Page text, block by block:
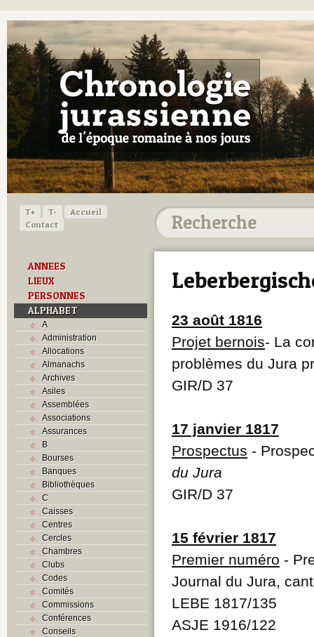
T+ T-
Accueil
Contact
ANNEES
LIEUX
PERSONNES
ALPHABET
A
Administration
Allocations
Almanachs
Archives
Asiles
Assemblées
Associations
Assurances
B
Bourses
Banques
Bibliothèques
C
Caisses
Centres
Cercles
Chambres
Clubs
Codes
Comités
Commissions
Conférences
Conseils
23 août 1816
Projet bernois- La
problèmes du Jura
GIR/D 37
17 janvier 1817
Prospectus -
du Jura
GIR/D 37
15 février 1817
Premier numéro -
Journal du Jura,
LEBE 1817/135
ASJE 1916/122